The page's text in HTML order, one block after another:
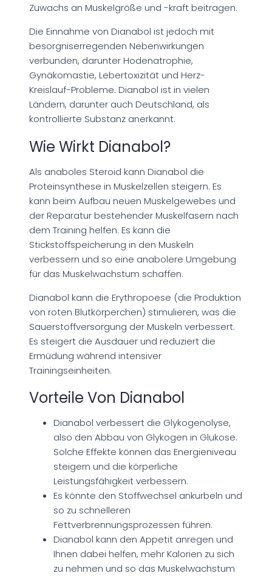
Zuwachs an Muskelgröße und -kraft beitragen.
Die Einnahme von Dianabol ist jedoch mit
besorgniserregenden Nebenwirkungen
verbunden, darunter Hodenatrophie,
Gynäkomastie, Lebertoxizität und Herz-
Kreislauf-Probleme. Dianabol ist in vielen
Ländern, darunter auch Deutschland, als
kontrollierte Substanz anerkannt.
Wie Wirkt Dianabol?
Als anaboles Steroid kann Dianabol die
Proteinsynthese in Muskelzellen steigern. Es
kann beim Aufbau neuen Muskelgewebes und
der Reparatur bestehender Muskelfasern nach
dem Training helfen. Es kann die
Stickstoffspeicherung in den Muskeln
verbessern und so eine anabolere Umgebung
für das Muskelwachstum schaffen.
Dianabol kann die Erythropoese (die Produktion
von roten Blutkörperchen) stimulieren, was die
Sauerstoffversorgung der Muskeln verbessert.
Es steigert die Ausdauer und reduziert die
Ermüdung während intensiver
Trainingseinheiten.
Vorteile Von Dianabol
Dianabol verbessert die Glykogenolyse,
also den Abbau von Glykogen in Glukose.
Solche Effekte können das Energieniveau
steigern und die körperliche
Leistungsfähigkeit verbessern.
Es könnte den Stoffwechsel ankurbeln und
so zu schnelleren
Fettverbrennungsprozessen führen.
Dianabol kann den Appetit anregen und
Ihnen dabei helfen, mehr Kalorien zu sich
zu nehmen und so das Muskelwachstum